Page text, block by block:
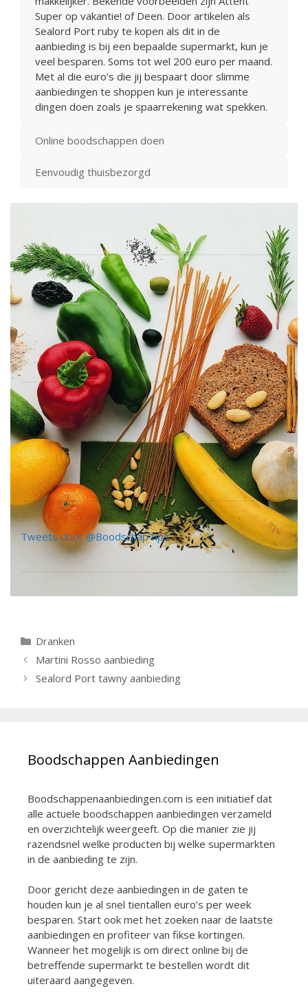
Super op vakantie! of Deen. Door artikelen als
Sealord Port ruby te kopen als dit in de
aanbieding is bij een bepaalde supermarkt, kun je
veel besparen. Soms tot wel 200 euro per maand.
Met al die euro’s die jij bespaart door slimme
aanbiedingen te shoppen kun je interessante
dingen doen zoals je spaarrekening wat spekken.
Online boodschappen doen
Eenvoudig thuisbezorgd
Tweets door @BoodschapTips
Categorieën
Dranken
Berichtnavigatie
Martini Rosso aanbieding
Sealord Port tawny aanbieding
Boodschappen Aanbiedingen
Boodschappenaanbiedingen.com is een initiatief dat
alle actuele boodschappen aanbiedingen verzameld
en overzichtelijk weergeeft. Op die manier zie jij
razendsnel welke producten bij welke supermarkten
in de aanbieding te zijn.
Door gericht deze aanbiedingen in de gaten te
houden kun je al snel tientallen euro’s per week
besparen. Start ook met het zoeken naar de laatste
aanbiedingen en profiteer van fikse kortingen.
Wanneer het mogelijk is om direct online bij de
betreffende supermarkt te bestellen wordt dit
uiteraard aangegeven.